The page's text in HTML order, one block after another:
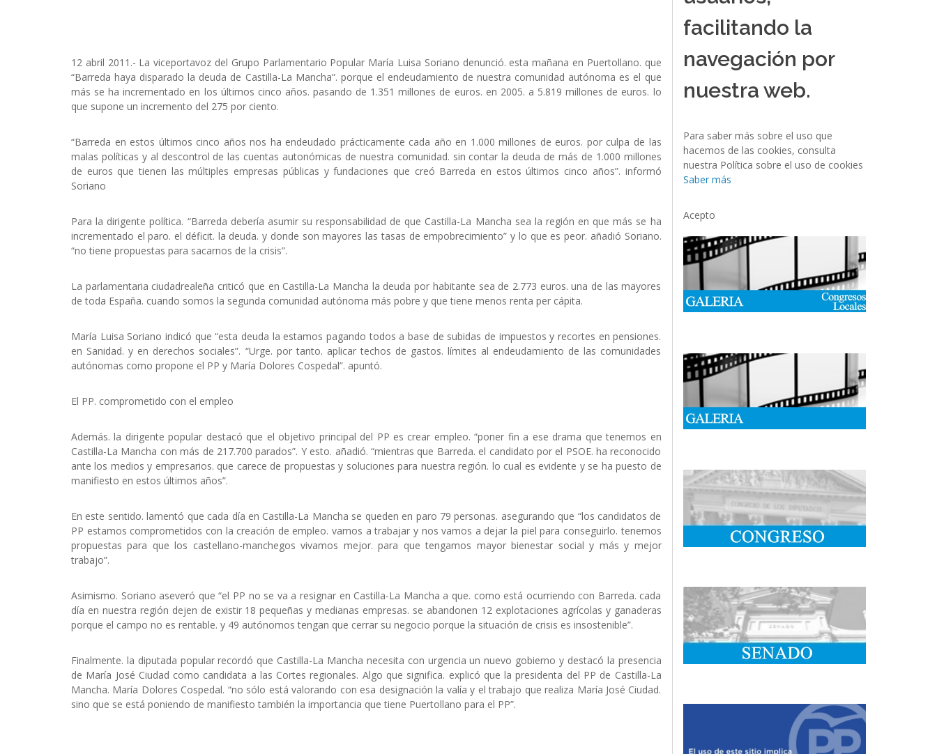
12 abril 2011.- La viceportavoz del Grupo Parlamentario Popular María Luisa Soriano denunció. esta mañana en Puertollano. que
“Barreda haya disparado la deuda de Castilla-La Mancha”. porque el endeudamiento de nuestra comunidad autónoma es el que
más se ha incrementado en los últimos cinco años. pasando de 1.351 millones de euros. en 2005. a 5.819 millones de euros. lo
que supone un incremento del 275 por ciento.
“Barreda en estos últimos cinco años nos ha endeudado prácticamente cada año en 1.000 millones de euros. por culpa de las
malas políticas y al descontrol de las cuentas autonómicas de nuestra comunidad. sin contar la deuda de más de 1.000 millones
de euros que tienen las múltiples empresas públicas y fundaciones que creó Barreda en estos últimos cinco años”. informó
Soriano
Para la dirigente política. “Barreda debería asumir su responsabilidad de que Castilla-La Mancha sea la región en que más se ha
incrementado el paro. el déficit. la deuda. y donde son mayores las tasas de empobrecimiento” y lo que es peor. añadió Soriano.
“no tiene propuestas para sacarnos de la crisis”.
La parlamentaria ciudadrealeña criticó que en Castilla-La Mancha la deuda por habitante sea de 2.773 euros. una de las mayores
de toda España. cuando somos la segunda comunidad autónoma más pobre y que tiene menos renta per cápita.
María Luisa Soriano indicó que “esta deuda la estamos pagando todos a base de subidas de impuestos y recortes en pensiones.
en Sanidad. y en derechos sociales”. “Urge. por tanto. aplicar techos de gastos. límites al endeudamiento de las comunidades
autónomas como propone el PP y María Dolores Cospedal”. apuntó.
El PP. comprometido con el empleo
Además. la dirigente popular destacó que el objetivo principal del PP es crear empleo. “poner fin a ese drama que tenemos en
Castilla-La Mancha con más de 217.700 parados”. Y esto. añadió. “mientras que Barreda. el candidato por el PSOE. ha reconocido
ante los medios y empresarios. que carece de propuestas y soluciones para nuestra región. lo cual es evidente y se ha puesto de
manifiesto en estos últimos años”.
En este sentido. lamentó que cada día en Castilla-La Mancha se queden en paro 79 personas. asegurando que “los candidatos de
PP estamos comprometidos con la creación de empleo. vamos a trabajar y nos vamos a dejar la piel para conseguirlo. tenemos
propuestas para que los castellano-manchegos vivamos mejor. para que tengamos mayor bienestar social y más y mejor
trabajo”.
Asimismo. Soriano aseveró que “el PP no se va a resignar en Castilla-La Mancha a que. como está ocurriendo con Barreda. cada
día en nuestra región dejen de existir 18 pequeñas y medianas empresas. se abandonen 12 explotaciones agrícolas y ganaderas
porque el campo no es rentable. y 49 autónomos tengan que cerrar su negocio porque la situación de crisis es insostenible”.
Finalmente. la diputada popular recordó que Castilla-La Mancha necesita con urgencia un nuevo gobierno y destacó la presencia
de María José Ciudad como candidata a las Cortes regionales. Algo que significa. explicó que la presidenta del PP de Castilla-La
Mancha. María Dolores Cospedal. “no sólo está valorando con esa designación la valía y el trabajo que realiza María José Ciudad.
sino que se está poniendo de manifiesto también la importancia que tiene Puertollano para el PP”.
facilitando la
navegación por
nuestra web.
Para saber más sobre el uso que
hacemos de las cookies, consulta
nuestra Política sobre el uso de cookies
Saber más
Acepto